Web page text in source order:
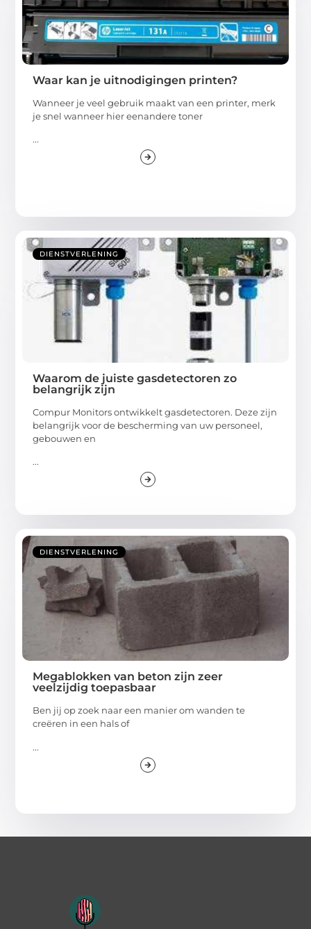
Waar kan je uitnodigingen printen?
Wanneer je veel gebruik maakt van een printer, merk
je snel wanneer hier eenandere toner
...
DIENSTVERLENING
Waarom de juiste gasdetectoren zo
belangrijk zijn
Compur Monitors ontwikkelt gasdetectoren. Deze zijn
belangrijk voor de bescherming van uw personeel,
gebouwen en
...
DIENSTVERLENING
Megablokken van beton zijn zeer
veelzijdig toepasbaar
Ben jij op zoek naar een manier om wanden te
creëren in een hals of
...